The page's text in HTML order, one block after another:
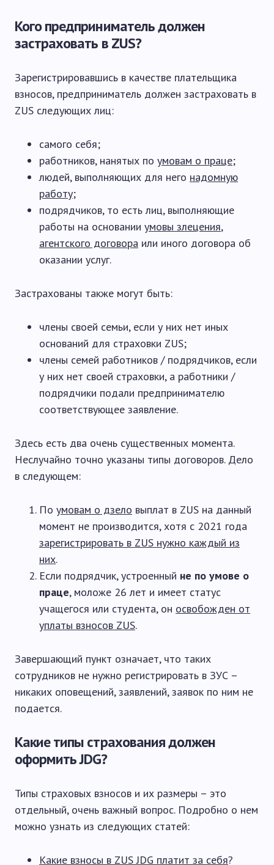
Кого предприниматель должен
застраховать в ZUS?
Зарегистрировавшись в качестве плательщика
взносов, предприниматель должен застраховать в
ZUS следующих лиц:
самого себя;
работников, нанятых по умовам о праце;
людей, выполняющих для него надомную
работу;
подрядчиков, то есть лиц, выполняющие
работы на основании умовы злецения,
агентского договора или иного договора об
оказании услуг.
Застрахованы также могут быть:
члены своей семьи, если у них нет иных
оснований для страховки ZUS;
члены семей работников / подрядчиков, если
у них нет своей страховки, а работники /
подрядчики подали предпринимателю
соответствующее заявление.
Здесь есть два очень существенных момента.
Неслучайно точно указаны типы договоров. Дело
в следующем:
По умовам о дзело выплат в ZUS на данный
момент не производится, хотя с 2021 года
зарегистрировать в ZUS нужно каждый из
них.
Если подрядчик, устроенный не по умове о
праце, моложе 26 лет и имеет статус
учащегося или студента, он освобожден от
уплаты взносов ZUS.
Завершающий пункт означает, что таких
сотрудников не нужно регистрировать в ЗУС –
никаких оповещений, заявлений, заявок по ним не
подается.
Какие типы страхования должен
оформить JDG?
Типы страховых взносов и их размеры – это
отдельный, очень важный вопрос. Подробно о нем
можно узнать из следующих статей:
Какие взносы в ZUS JDG платит за себя?